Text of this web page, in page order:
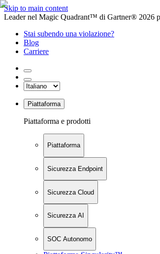
Skip to main content
Leader nel Magic Quadrant™ di Gartner® 2026
Stai subendo una violazione?
Blog
Carriere
Piattaforma
Piattaforma e prodotti
Piattaforma
Sicurezza Endpoint
Sicurezza Cloud
Sicurezza AI
SOC Autonomo